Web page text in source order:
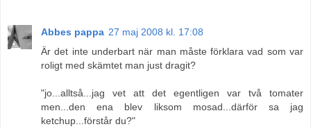
Abbes pappa 27 maj 2008 kl. 17:08
Är det inte underbart när man måste förklara vad som var
roligt med skämtet man just dragit?
"jo...alltså...jag vet att det egentligen var två tomater
men...den ena blev liksom mosad...därför sa jag
ketchup...förstår du?"